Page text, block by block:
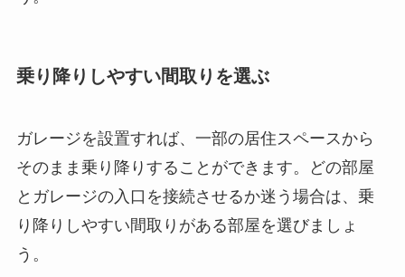
乗り降りしやすい間取りを選ぶ
ガレージを設置すれば、一部の居住スペースから
そのまま乗り降りすることができます。どの部屋
とガレージの入口を接続させるか迷う場合は、乗
り降りしやすい間取りがある部屋を選びましょ
う。